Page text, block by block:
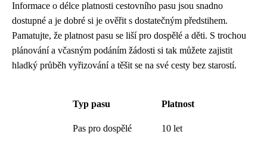
Informace o délce platnosti cestovního pasu jsou snadno
dostupné a je dobré si je ověřit s dostatečným předstihem.
Pamatujte, že platnost pasu se liší pro dospělé a děti. S trochou
plánování a včasným podáním žádosti si tak můžete zajistit
hladký průběh vyřizování a těšit se na své cesty bez starostí.
Typ pasu Platnost
Pas pro dospělé 10 let